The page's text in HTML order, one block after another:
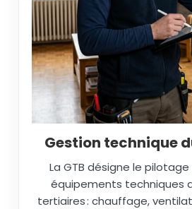
Gestion technique
La GTB désigne le
équipements techniques
tertiaires : chauffage,